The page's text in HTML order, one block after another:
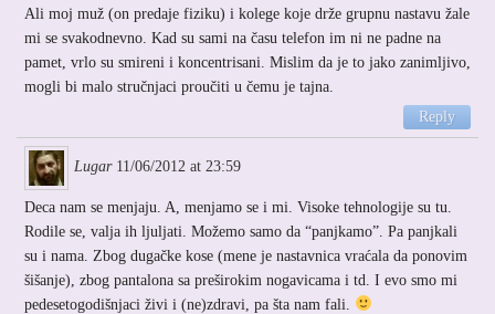
Ali moj muž (on predaje fiziku) i kolege koje drže grupnu nastavu žale
mi se svakodnevno. Kad su sami na času telefon im ni ne padne na
pamet, vrlo su smireni i koncentrisani. Mislim da je to jako zanimljivo,
mogli bi malo stručnjaci proučiti u čemu je tajna.
Reply
Lugar 11/06/2012 at 23:59
Deca nam se menjaju. A, menjamo se i mi. Visoke tehnologije su tu.
Rodile se, valja ih ljuljati. Možemo samo da “panjkamo”. Pa panjkali
su i nama. Zbog dugačke kose (mene je nastavnica vraćala da ponovim
šišanje), zbog pantalona sa preširokim nogavicama i td. I evo smo mi
pedesetogodišnjaci živi i (ne)zdravi, pa šta nam fali.